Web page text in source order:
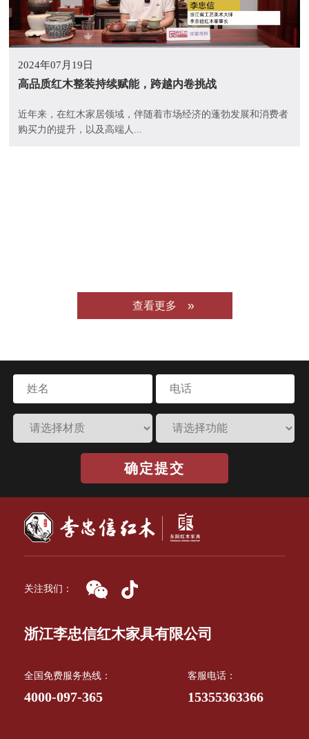
2024年07月19日
高品质红木整装持续赋能，跨越内卷挑战
近年来，在红木家居领域，伴随着市场经济的蓬勃发展和消费者
购买力的提升，以及高端人...
查看更多
确定提交
关注我们：
浙江李忠信红木家具有限公司
全国免费服务热线：
4000-097-365
客服电话：
15355363366